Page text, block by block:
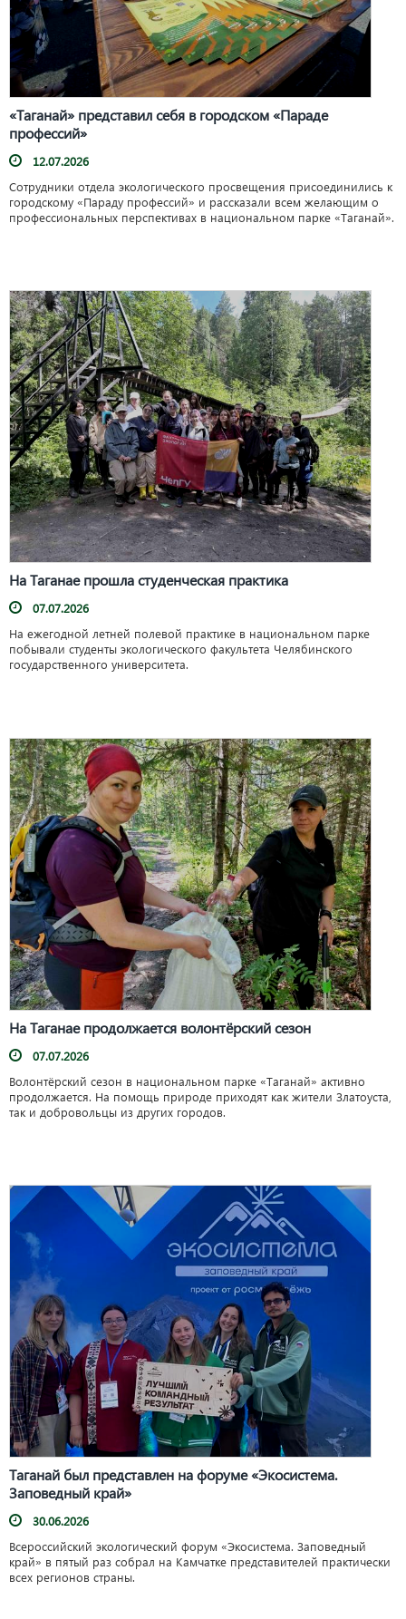
«Таганай» представил себя в городском «Параде
профессий»
12.07.2026
Сотрудники отдела экологического просвещения присоединились к
городскому «Параду профессий» и рассказали всем желающим о
профессиональных перспективах в национальном парке «Таганай».
На Таганае прошла студенческая практика
07.07.2026
На ежегодной летней полевой практике в национальном парке
побывали студенты экологического факультета Челябинского
государственного университета.
На Таганае продолжается волонтёрский сезон
07.07.2026
Волонтёрский сезон в национальном парке «Таганай» активно
продолжается. На помощь природе приходят как жители Златоуста,
так и добровольцы из других городов.
Таганай был представлен на форуме «Экосистема.
Заповедный край»
30.06.2026
Всероссийский экологический форум «Экосистема. Заповедный
край» в пятый раз собрал на Камчатке представителей практически
всех регионов страны.